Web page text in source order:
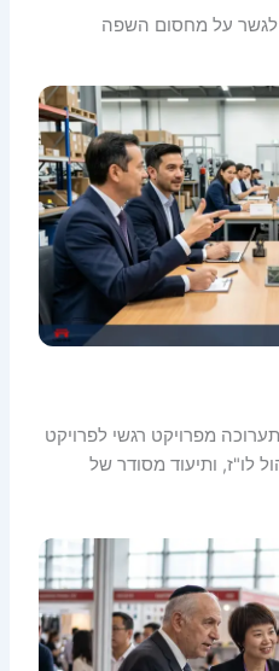
לגשר על מחסום השפה
מפרויקט רגשי לפרויקט
לו"ז, ותיעוד מסודר של